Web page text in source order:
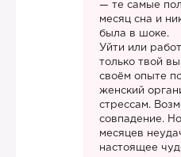
— те самые
месяц сна и
была в шоке.
Уйти или
только твой
своём опыте
женский
стрессам.
совпадение.
месяцев
настоящее